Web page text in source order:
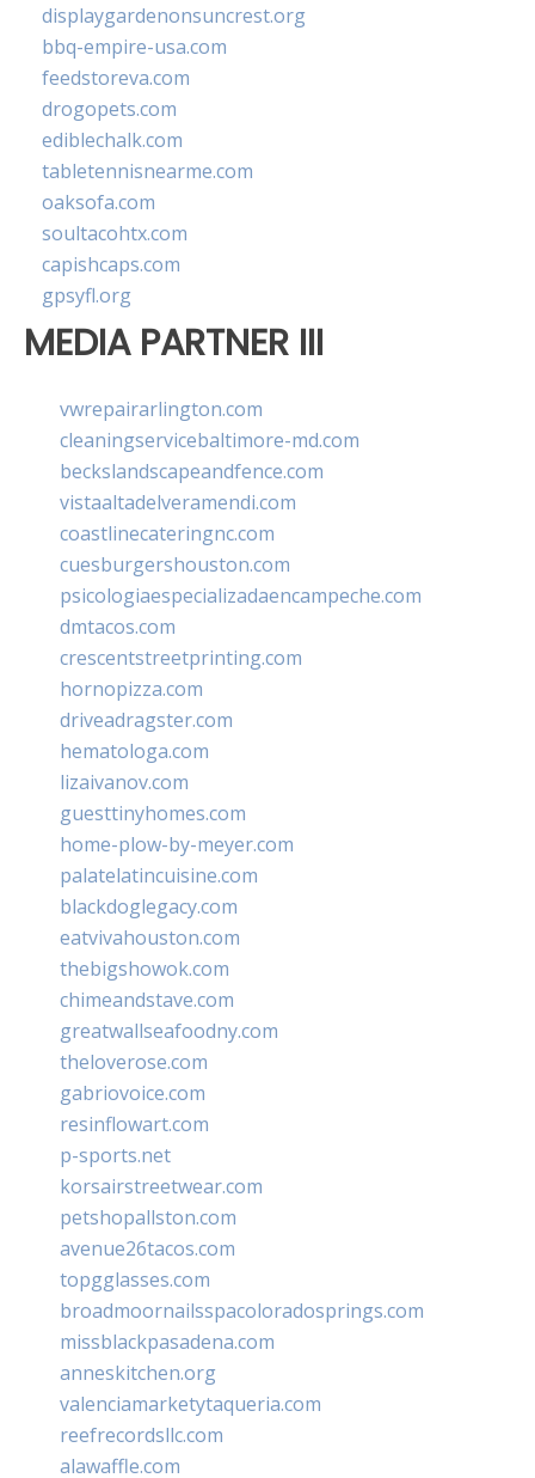
displaygardenonsuncrest.org
bbq-empire-usa.com
feedstoreva.com
drogopets.com
ediblechalk.com
tabletennisnearme.com
oaksofa.com
soultacohtx.com
capishcaps.com
gpsyfl.org
MEDIA PARTNER III
vwrepairarlington.com
cleaningservicebaltimore-md.com
beckslandscapeandfence.com
vistaaltadelveramendi.com
coastlinecateringnc.com
cuesburgershouston.com
psicologiaespecializadaencampeche.com
dmtacos.com
crescentstreetprinting.com
hornopizza.com
driveadragster.com
hematologa.com
lizaivanov.com
guesttinyhomes.com
home-plow-by-meyer.com
palatelatincuisine.com
blackdoglegacy.com
eatvivahouston.com
thebigshowok.com
chimeandstave.com
greatwallseafoodny.com
theloverose.com
gabriovoice.com
resinflowart.com
p-sports.net
korsairstreetwear.com
petshopallston.com
avenue26tacos.com
topgglasses.com
broadmoornailsspacoloradosprings.com
missblackpasadena.com
anneskitchen.org
valenciamarketytaqueria.com
reefrecordsllc.com
alawaffle.com